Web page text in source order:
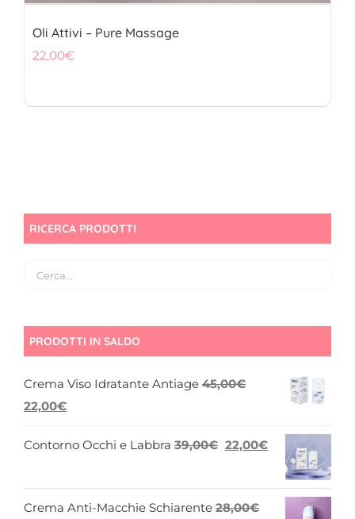
Oli Attivi – Pure Massage
22,00€
RICERCA PRODOTTI
PRODOTTI IN SALDO
Crema Viso Idratante Antiage 45,00€
Il
originale
22,00€
attuale
Contorno Occhi e Labbra 39,00€ Il
era:
22,00€
prezzo
Crema Anti-Macchie Schiarente 28,00€